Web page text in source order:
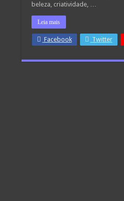
beleza, criatividade, …
Leia mais
Facebook Twitter